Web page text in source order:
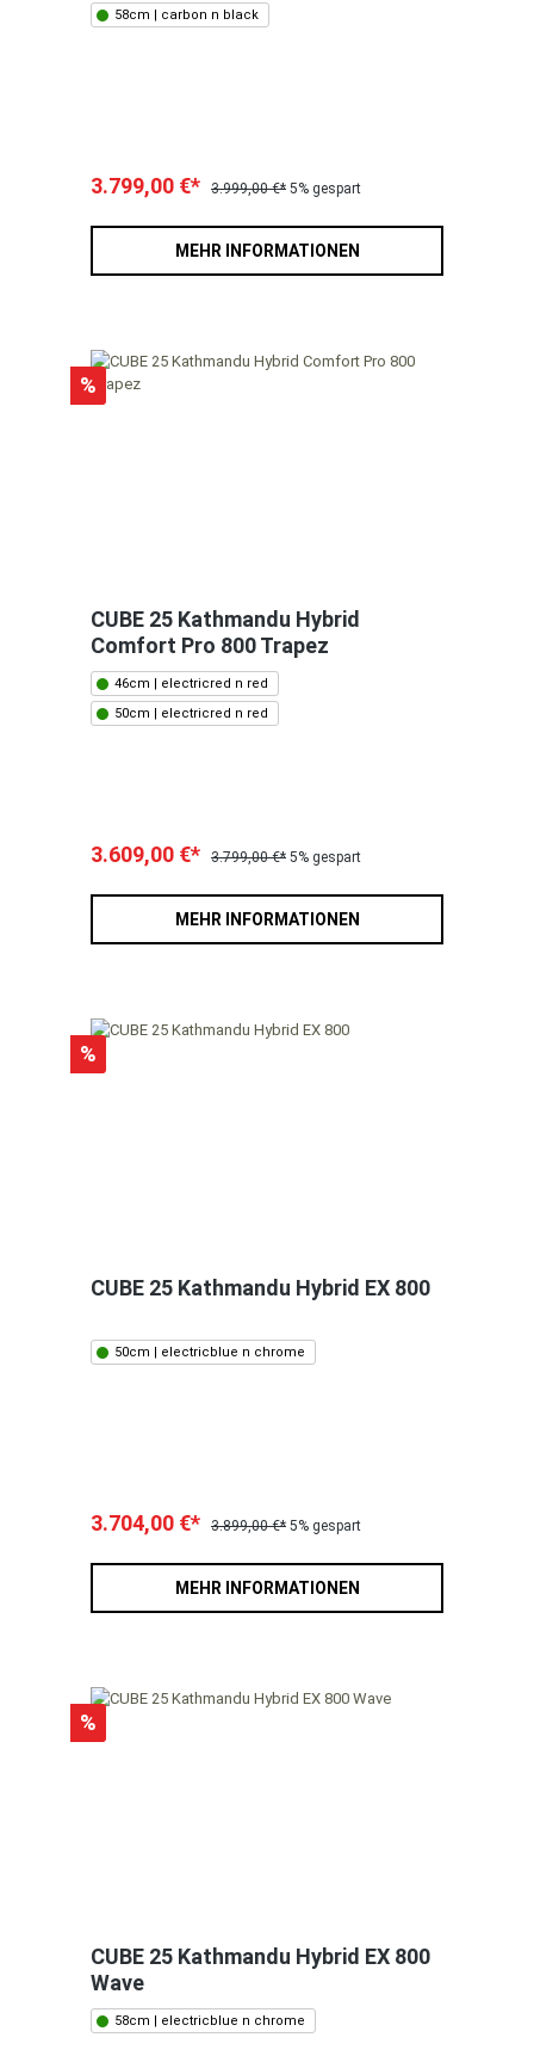
58cm | carbon n black
3.799,00 €* 3.999,00 €* 5% gespart
MEHR INFORMATIONEN
%
CUBE 25 Kathmandu Hybrid
Comfort Pro 800 Trapez
46cm | electricred n red
50cm | electricred n red
3.609,00 €* 3.799,00 €* 5% gespart
MEHR INFORMATIONEN
%
CUBE 25 Kathmandu Hybrid EX 800
50cm | electricblue n chrome
3.704,00 €* 3.899,00 €* 5% gespart
MEHR INFORMATIONEN
%
CUBE 25 Kathmandu Hybrid EX 800
Wave
58cm | electricblue n chrome